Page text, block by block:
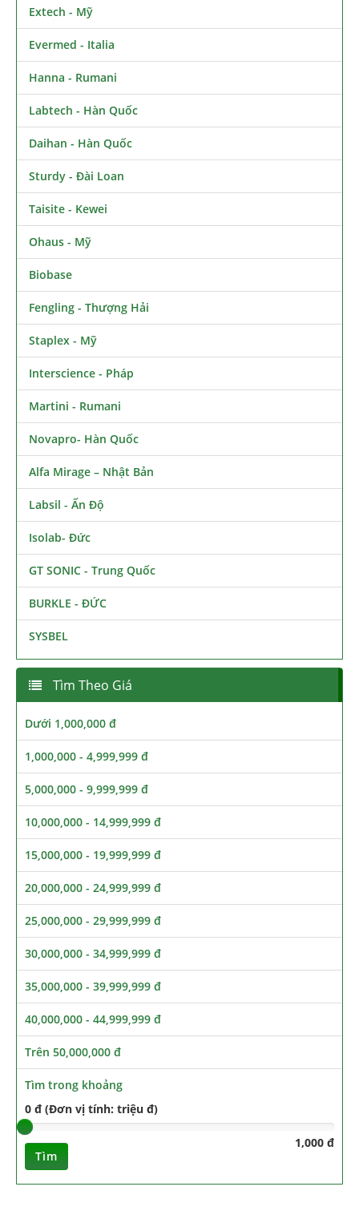
Extech - Mỹ
Evermed - Italia
Hanna - Rumani
Labtech - Hàn Quốc
Daihan - Hàn Quốc
Sturdy - Đài Loan
Taisite - Kewei
Ohaus - Mỹ
Biobase
Fengling - Thượng Hải
Staplex - Mỹ
Interscience - Pháp
Martini - Rumani
Novapro- Hàn Quốc
Alfa Mirage – Nhật Bản
Labsil - Ấn Độ
Isolab- Đức
GT SONIC - Trung Quốc
BURKLE - ĐỨC
SYSBEL
Tìm Theo Giá
Dưới 1,000,000 đ
1,000,000 - 4,999,999 đ
5,000,000 - 9,999,999 đ
10,000,000 - 14,999,999 đ
15,000,000 - 19,999,999 đ
20,000,000 - 24,999,999 đ
25,000,000 - 29,999,999 đ
30,000,000 - 34,999,999 đ
35,000,000 - 39,999,999 đ
40,000,000 - 44,999,999 đ
Trên 50,000,000 đ
Tìm trong khoảng
0 đ (Đơn vị tính: triệu đ)
1,000 đ
Tìm